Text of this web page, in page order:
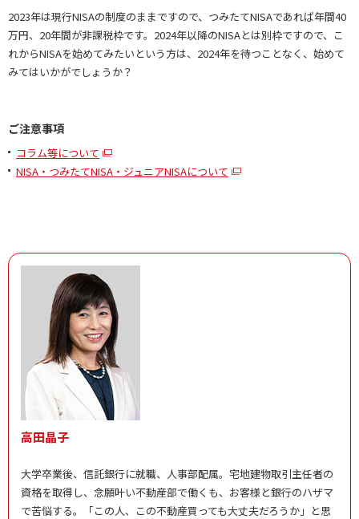
2023年は現行NISAの制度のままですので、つみたてNISAであれば年間40
万円、20年間が非課税枠です。2024年以降のNISAとは別枠ですので、こ
れからNISAを始めてみたいという方は、2024年を待つことなく、始めて
みてはいかがでしょうか？
ご注意事項
コラム等について
NISA・つみたてNISA・ジュニアNISAについて
高田晶子
大学卒業後、信託銀行に就職、人事部配属。宅地建物取引主任者の
資格を取得し、念願叶い不動産部で働くも、お客様と銀行のハザマ
で苦悩する。「この人、この不動産買っても大丈夫だろうか」と思